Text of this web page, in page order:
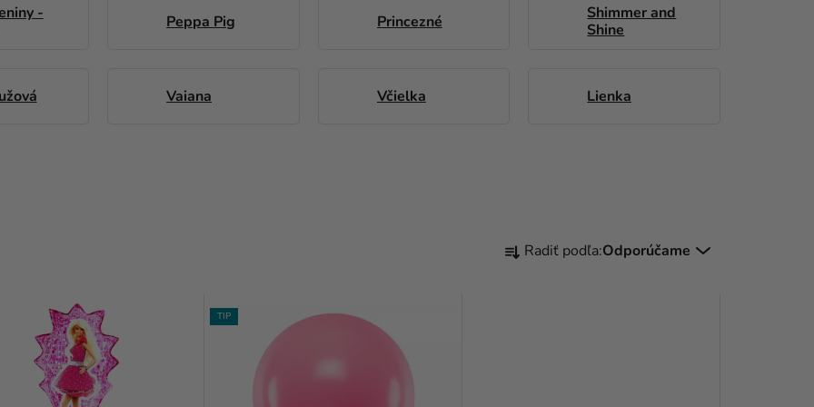
-
Peppa Pig Princezné
Shimmer and
Shine
Vaiana Včielka Lienka
R Radiť podľa:Odporúčame
TIP